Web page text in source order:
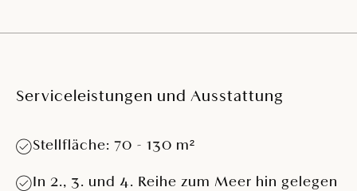
Serviceleistungen und Ausstattung
Stellfläche: 70 - 130 m²
In 2., 3. und 4. Reihe zum Meer hin gelegen